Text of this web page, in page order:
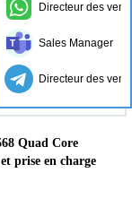
Quad Core
prise en charge
Directeur des
Sales Manager
Directeur des